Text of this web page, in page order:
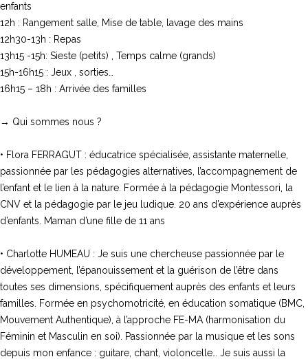
enfants
12h : Rangement salle, Mise de table, lavage des mains
12h30-13h : Repas
13h15 -15h: Sieste (petits) , Temps calme (grands)
15h-16h15 : Jeux , sorties…
16h15 – 18h : Arrivée des familles
→ Qui sommes nous ?
• Flora FERRAGUT : éducatrice spécialisée, assistante maternelle,
passionnée par les pédagogies alternatives, l’accompagnement de
l’enfant et le lien à la nature. Formée à la pédagogie Montessori, la
CNV et la pédagogie par le jeu ludique. 20 ans d’expérience auprès
d’enfants. Maman d’une fille de 11 ans
• Charlotte HUMEAU : Je suis une chercheuse passionnée par le
développement, l’épanouissement et la guérison de l’être dans
toutes ses dimensions, spécifiquement auprès des enfants et leurs
familles. Formée en psychomotricité, en éducation somatique (BMC,
Mouvement Authentique), à l’approche FE-MA (harmonisation du
Féminin et Masculin en soi). Passionnée par la musique et les sons
depuis mon enfance : guitare, chant, violoncelle… Je suis aussi la